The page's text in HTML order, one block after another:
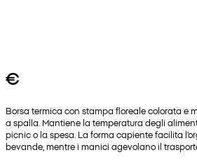
€
Borsa termica con stampa floreale colorata e
a spalla. Mantiene la temperatura degli
picnic o la spesa. La forma capiente facilita
bevande, mentre i manici agevolano il